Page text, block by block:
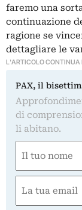
faremo una
continuazione
ragione se
dettagliare le
L'ARTICOLO CONTINUA
PAX, il
di
li abitano.
(Obbligatorio)
Nome
(Obbligatorio)